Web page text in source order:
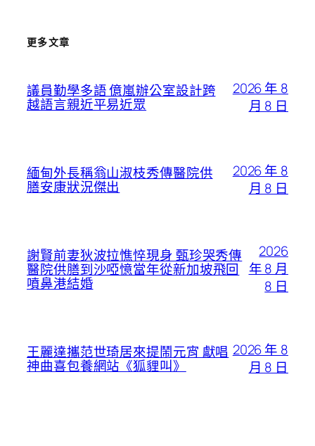
更多文章
議員勤學多語 億嵐辦公室設計跨
越語言親近平易近眾
2026 年 8
月 8 日
緬甸外長稱翁山淑枝秀傳醫院供
膳安康狀況傑出
2026 年 8
月 8 日
謝賢前妻狄波拉憔悴現身 甄珍哭秀傳
醫院供膳到沙啞憶當年從新加坡飛回
噴鼻港結婚
2026
年 8 月
8 日
王麗達攜范世琦居來提鬧元宵 獻唱
神曲喜包養網站《狐貍叫》
2026 年 8
月 8 日